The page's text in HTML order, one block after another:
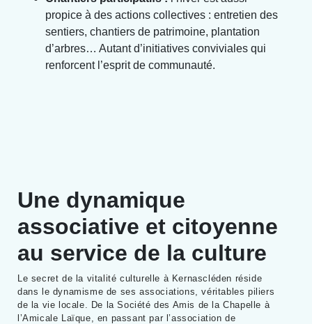
propice à des actions collectives : entretien des
sentiers, chantiers de patrimoine, plantation
d’arbres… Autant d’initiatives conviviales qui
renforcent l’esprit de communauté.
Une dynamique
associative et citoyenne
au service de la culture
Le secret de la vitalité culturelle à Kernascléden réside
dans le dynamisme de ses associations, véritables piliers
de la vie locale. De la Société des Amis de la Chapelle à
l’Amicale Laïque, en passant par l’association de